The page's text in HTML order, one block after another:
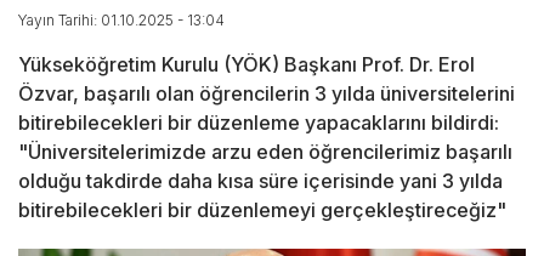
Yayın Tarihi: 01.10.2025 - 13:04
Yükseköğretim Kurulu (YÖK) Başkanı Prof. Dr. Erol
Özvar, başarılı olan öğrencilerin 3 yılda üniversitelerini
bitirebilecekleri bir düzenleme yapacaklarını bildirdi:
"Üniversitelerimizde arzu eden öğrencilerimiz başarılı
olduğu takdirde daha kısa süre içerisinde yani 3 yılda
bitirebilecekleri bir düzenlemeyi gerçekleştireceğiz"